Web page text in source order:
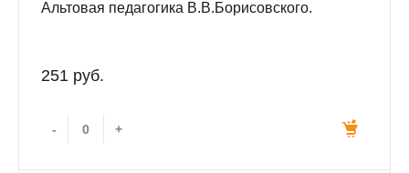
Альтовая педагогика В.В.Борисовского.
251 руб.
- +